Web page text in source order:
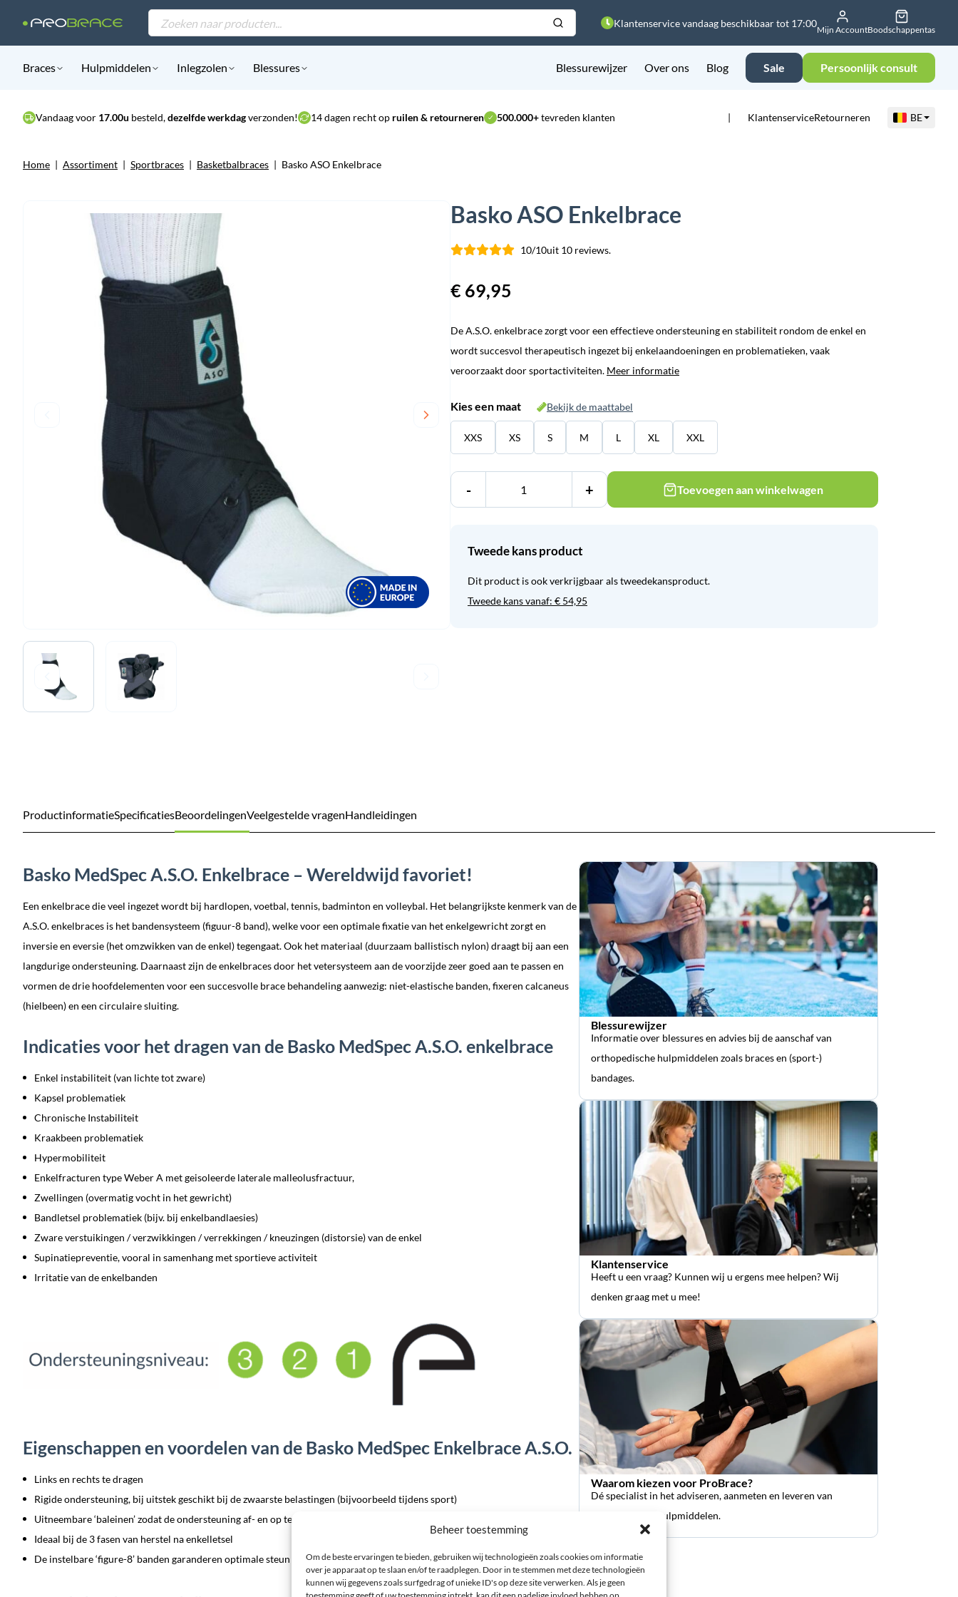
Beheer toestemming
Om de beste ervaringen te bieden, gebruiken wij technologieën zoals cookies om informatie
over je apparaat op te slaan en/of te raadplegen. Door in te stemmen met deze technologieën
kunnen wij gegevens zoals surfgedrag of unieke ID's op deze site verwerken. Als je geen
Products
search
Klantenservice vandaag beschikbaar tot 17:00
Mijn AccountBoodschappentas
Braces Hulpmiddelen Inlegzolen Blessures Blessurewijzer Over ons Blog Sale Persoonlijk consult
Vandaag voor 17.00u besteld,dezelfde werkdagverzonden! 14 dagen recht op ruilen & retourneren 500.000+tevreden klanten KlantenserviceRetourneren BE
Home | Assortiment | Sportbraces | Basketbalbraces | Basko ASO Enkelbrace
Basko ASO Enkelbrace
10/10uit 10 reviews.
€ 69,95
De A.S.O. enkelbrace zorgt voor een effectieve ondersteuning en stabiliteit rondom de enkel en
wordt succesvol therapeutisch ingezet bij enkelaandoeningen en problematieken, vaak
veroorzaakt door sportactiviteiten. Meer informatie
Kies een maat Bekijk de maattabel
XXS XS S M L XL XXL
- + Toevoegen aan winkelwagen
Tweede kans product
Dit product is ook verkrijgbaar als tweedekansproduct.
Tweede kans vanaf: € 54,95
ProductinformatieSpecificatiesBeoordelingenVeelgestelde vragenHandleidingen
Basko MedSpec A.S.O. Enkelbrace – Wereldwijd favoriet!
Een enkelbrace die veel ingezet wordt bij hardlopen, voetbal, tennis, badminton en volleybal. Het belangrijkste kenmerk van de
A.S.O. enkelbraces is het bandensysteem (figuur-8 band), welke voor een optimale fixatie van het enkelgewricht zorgt en
inversie en eversie (het omzwikken van de enkel) tegengaat. Ook het materiaal (duurzaam ballistisch nylon) draagt bij aan een
langdurige ondersteuning. Daarnaast zijn de enkelbraces door het vetersysteem aan de voorzijde zeer goed aan te passen en
vormen de drie hoofdelementen voor een succesvolle brace behandeling aanwezig: niet-elastische banden, fixeren calcaneus
(hielbeen) en een circulaire sluiting.
Indicaties voor het dragen van de Basko MedSpec A.S.O. enkelbrace
Enkel instabiliteit (van lichte tot zware)
Kapsel problematiek
Chronische Instabiliteit
Kraakbeen problematiek
Hypermobiliteit
Enkelfracturen type Weber A met geisoleerde laterale malleolusfractuur,
Zwellingen (overmatig vocht in het gewricht)
Bandletsel problematiek (bijv. bij enkelbandlaesies)
Zware verstuikingen / verzwikkingen / verrekkingen / kneuzingen (distorsie) van de enkel
Supinatiepreventie, vooral in samenhang met sportieve activiteit
Irritatie van de enkelbanden
Eigenschappen en voordelen van de Basko MedSpec Enkelbrace A.S.O.
Links en rechts te dragen
Rigide ondersteuning, bij uitstek geschikt bij de zwaarste belastingen (bijvoorbeeld tijdens sport)
Uitneembare ‘baleinen’ zodat de ondersteuning af- en op te bouwen is
Ideaal bij de 3 fasen van herstel na enkelletsel
De instelbare ‘figure-8’ banden garanderen optimale steun aan het enkelgewricht
Blessurewijzer
Informatie over blessures en advies bij de aanschaf van
orthopedische hulpmiddelen zoals braces en (sport-)
bandages.
Klantenservice
Heeft u een vraag? Kunnen wij u ergens mee helpen? Wij
denken graag met u mee!
Waarom kiezen voor ProBrace?
Dé specialist in het adviseren, aanmeten en leveren van
orthopedische hulpmiddelen.